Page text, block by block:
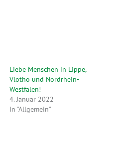
Liebe Menschen in Lippe,
Vlotho und Nordrhein-
Westfalen!
4. Januar 2022
In "Allgemein"